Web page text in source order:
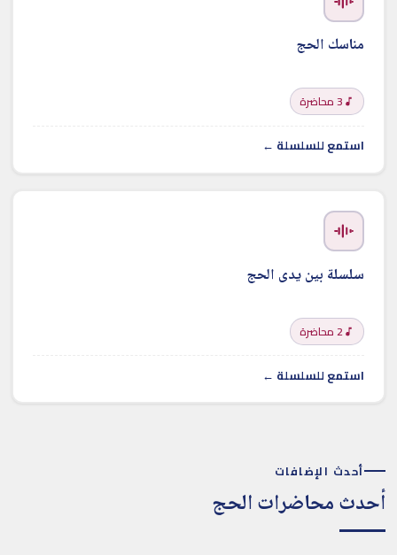
مناسك الحج
3 محاضرة
استمع للسلسلة ←
سلسلة بين يدى الحج
2 محاضرة
استمع للسلسلة ←
أحدث الإضافات
أحدث محاضرات الحج